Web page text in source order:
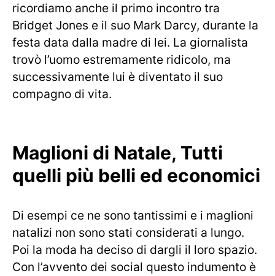
ricordiamo anche il primo incontro tra
Bridget Jones e il suo Mark Darcy, durante la
festa data dalla madre di lei. La giornalista
trovò l’uomo estremamente ridicolo, ma
successivamente lui è diventato il suo
compagno di vita.
Maglioni di Natale, Tutti
quelli più belli ed economici
Di esempi ce ne sono tantissimi e i maglioni
natalizi non sono stati considerati a lungo.
Poi la moda ha deciso di dargli il loro spazio.
Con l’avvento dei social questo indumento è